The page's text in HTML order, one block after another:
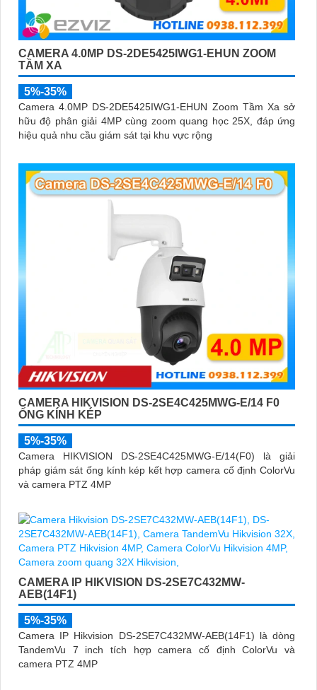
CAMERA 4.0MP DS-2DE5425IWG1-EHUN ZOOM
TẦM XA
5%-35%
Camera 4.0MP DS-2DE5425IWG1-EHUN Zoom Tầm Xa sở
hữu độ phân giải 4MP cùng zoom quang học 25X, đáp ứng
hiệu quả nhu cầu giám sát tại khu vực rộng
CAMERA HIKVISION DS-2SE4C425MWG-E/14 F0
ỐNG KÍNH KÉP
5%-35%
Camera HIKVISION DS-2SE4C425MWG-E/14(F0) là giải
pháp giám sát ống kính kép kết hợp camera cố định ColorVu
và camera PTZ 4MP
CAMERA IP HIKVISION DS-2SE7C432MW-
AEB(14F1)
5%-35%
Camera IP Hikvision DS-2SE7C432MW-AEB(14F1) là dòng
TandemVu 7 inch tích hợp camera cố định ColorVu và
camera PTZ 4MP